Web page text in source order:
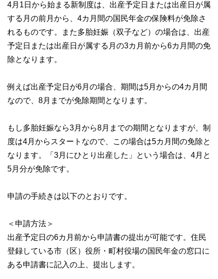
4月1日から始まる新制度は、出産予定日または出産日が属
する月の前月から、4カ月間の国民年金の保険料が免除さ
れるものです。また多胎妊娠（双子など）の場合は、出産
予定日または出産日が属する月の3カ月前から6カ月間の免
除となります。
例えば出産予定日が6月の場合、期間は5月からの4カ月間
なので、8月までが免除期間となります。
もし多胎妊娠なら3月から8月までの期間となりますが、制
度は4月からスタートなので、この場合は5カ月間の免除と
なります。「3月にひとり出産した」という場合は、4月と
5月分が免除です。
申請の手続きは以下のとおりです。
＜申請方法＞
出産予定日の6カ月前から申請書の提出が可能です。住民
登録している市（区）役所・町村役場の国民年金の窓口に
ある申請書に記入の上、提出します。